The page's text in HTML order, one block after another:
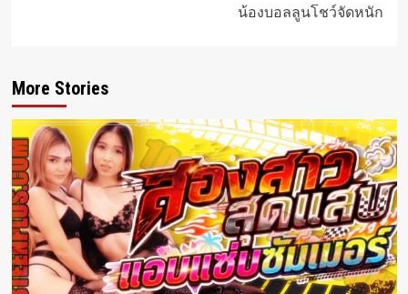
น้องบอลลูนโชว์จัดหนัก
More Stories